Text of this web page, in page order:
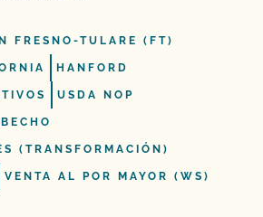
FRESNO-TULARE (FT)
HANFORD
USDA NOP
(TRANSFORMACIÓN)
VENTA AL POR MAYOR (WS)